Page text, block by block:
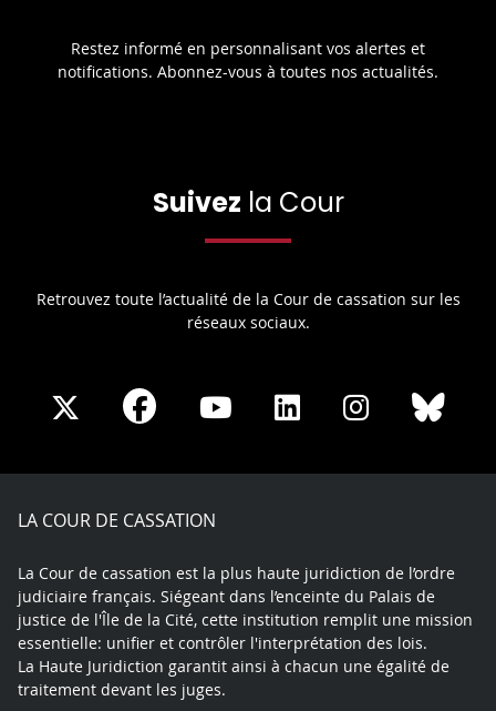
Restez informé en personnalisant vos alertes et
notifications. Abonnez-vous à toutes nos actualités.
Suivez la Cour
Retrouvez toute l’actualité de la Cour de cassation sur les
réseaux sociaux.
Share
X
Share
Facebook
Share
Youtube
Share
LinkedIn
Share
Instagram
LA COUR DE CASSATION
La Cour de cassation est la plus haute juridiction de l’ordre
judiciaire français. Siégeant dans l’enceinte du Palais de
justice de l'Île de la Cité, cette institution remplit une mission
essentielle: unifier et contrôler l'interprétation des lois.
La Haute Juridiction garantit ainsi à chacun une égalité de
traitement devant les juges.